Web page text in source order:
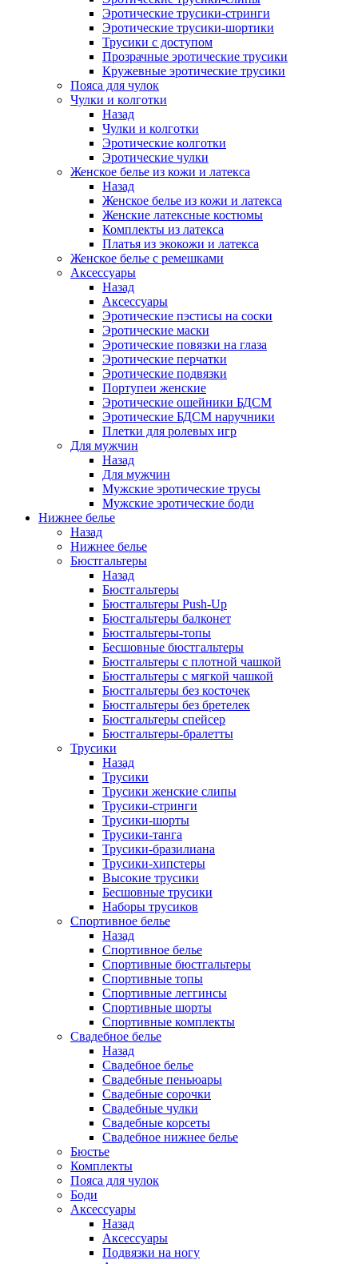
Эротические трусики-стринги
Эротические трусики-шортики
Трусики с доступом
Прозрачные эротические трусики
Кружевные эротические трусики
Пояса для чулок
Чулки и колготки
Назад
Чулки и колготки
Эротические колготки
Эротические чулки
Женское белье из кожи и латекса
Назад
Женское белье из кожи и латекса
Женские латексные костюмы
Комплекты из латекса
Платья из экокожи и латекса
Женское белье с ремешками
Аксессуары
Назад
Аксессуары
Эротические пэстисы на соски
Эротические маски
Эротические повязки на глаза
Эротические перчатки
Эротические подвязки
Портупеи женские
Эротические ошейники БДСМ
Эротические БДСМ наручники
Плетки для ролевых игр
Для мужчин
Назад
Для мужчин
Мужские эротические трусы
Мужские эротические боди
Нижнее белье
Назад
Нижнее белье
Бюстгальтеры
Назад
Бюстгальтеры
Бюстгальтеры Push-Up
Бюстгальтеры балконет
Бюстгальтеры-топы
Бесшовные бюстгальтеры
Бюстгальтеры с плотной чашкой
Бюстгальтеры с мягкой чашкой
Бюстгальтеры без косточек
Бюстгальтеры без бретелек
Бюстгальтеры спейсер
Бюстгальтеры-бралетты
Трусики
Назад
Трусики
Трусики женские слипы
Трусики-стринги
Трусики-шорты
Трусики-танга
Трусики-бразилиана
Трусики-хипстеры
Высокие трусики
Бесшовные трусики
Наборы трусиков
Спортивное белье
Назад
Спортивное белье
Спортивные бюстгальтеры
Спортивные топы
Спортивные леггинсы
Спортивные шорты
Спортивные комплекты
Свадебное белье
Назад
Свадебное белье
Свадебные пеньюары
Свадебные сорочки
Свадебные чулки
Свадебные корсеты
Свадебное нижнее белье
Бюстье
Комплекты
Пояса для чулок
Боди
Аксессуары
Назад
Аксессуары
Подвязки на ногу